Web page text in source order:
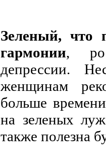
Зеленый, что
гармонии,
депрессии.
женщинам
больше
на зеленых
также полезна